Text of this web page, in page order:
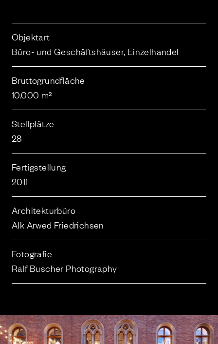
Objektart
Büro- und Geschäftshäuser, Einzelhandel
Bruttogrundfläche
10.000 m²
Stellplätze
28
Fertigstellung
2011
Architekturbüro
Alk Arwed Friedrichsen
Fotografie
Ralf Buscher Photography